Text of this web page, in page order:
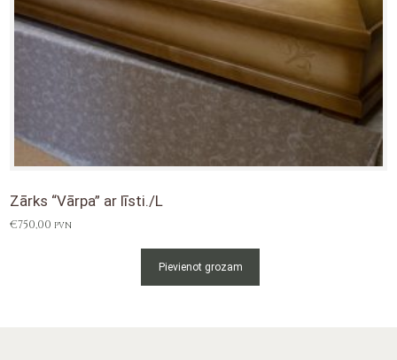
Zārks “Vārpa” ar līsti./L
€750,00 PVN
Pievienot grozam